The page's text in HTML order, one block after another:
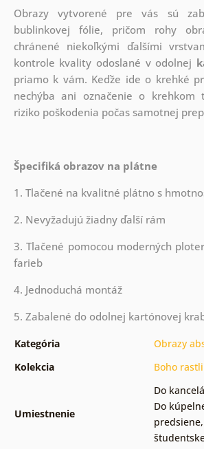
Obrazy vytvorené pre vás sú
bublinkovej fólie, pričom rohy
chránené niekoľkými ďalšími
kontrole kvality odoslané v odolnej
priamo k vám. Keďže ide o krehké
nechýba ani označenie o krehkom
riziko poškodenia počas samotnej
Špecifiká obrazov na plátne
1. Tlačené na kvalitné plátno s
2. Nevyžadujú žiadny ďalší rám
3. Tlačené pomocou moderných
farieb
4. Jednoduchá montáž
5. Zabalené do odolnej kartónovej
Kategória
Obrazy
Kolekcia
Boho
Umiestnenie
Do
Do
predsiene,